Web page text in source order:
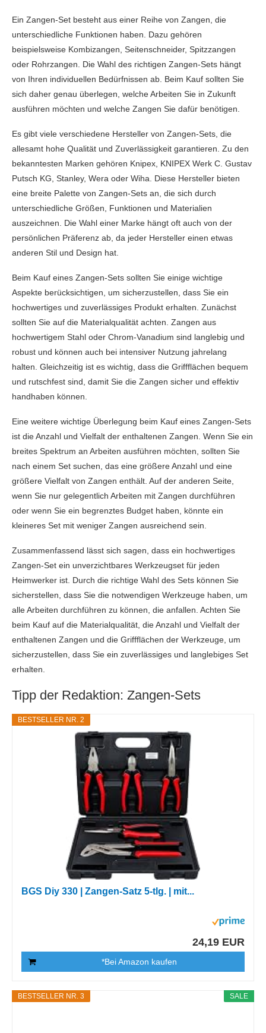
Ein Zangen-Set besteht aus einer Reihe von Zangen, die
unterschiedliche Funktionen haben. Dazu gehören
beispielsweise Kombizangen, Seitenschneider, Spitzzangen
oder Rohrzangen. Die Wahl des richtigen Zangen-Sets hängt
von Ihren individuellen Bedürfnissen ab. Beim Kauf sollten Sie
sich daher genau überlegen, welche Arbeiten Sie in Zukunft
ausführen möchten und welche Zangen Sie dafür benötigen.
Es gibt viele verschiedene Hersteller von Zangen-Sets, die
allesamt hohe Qualität und Zuverlässigkeit garantieren. Zu den
bekanntesten Marken gehören Knipex, KNIPEX Werk C. Gustav
Putsch KG, Stanley, Wera oder Wiha. Diese Hersteller bieten
eine breite Palette von Zangen-Sets an, die sich durch
unterschiedliche Größen, Funktionen und Materialien
auszeichnen. Die Wahl einer Marke hängt oft auch von der
persönlichen Präferenz ab, da jeder Hersteller einen etwas
anderen Stil und Design hat.
Beim Kauf eines Zangen-Sets sollten Sie einige wichtige
Aspekte berücksichtigen, um sicherzustellen, dass Sie ein
hochwertiges und zuverlässiges Produkt erhalten. Zunächst
sollten Sie auf die Materialqualität achten. Zangen aus
hochwertigem Stahl oder Chrom-Vanadium sind langlebig und
robust und können auch bei intensiver Nutzung jahrelang
halten. Gleichzeitig ist es wichtig, dass die Griffflächen bequem
und rutschfest sind, damit Sie die Zangen sicher und effektiv
handhaben können.
Eine weitere wichtige Überlegung beim Kauf eines Zangen-Sets
ist die Anzahl und Vielfalt der enthaltenen Zangen. Wenn Sie ein
breites Spektrum an Arbeiten ausführen möchten, sollten Sie
nach einem Set suchen, das eine größere Anzahl und eine
größere Vielfalt von Zangen enthält. Auf der anderen Seite,
wenn Sie nur gelegentlich Arbeiten mit Zangen durchführen
oder wenn Sie ein begrenztes Budget haben, könnte ein
kleineres Set mit weniger Zangen ausreichend sein.
Zusammenfassend lässt sich sagen, dass ein hochwertiges
Zangen-Set ein unverzichtbares Werkzeugset für jeden
Heimwerker ist. Durch die richtige Wahl des Sets können Sie
sicherstellen, dass Sie die notwendigen Werkzeuge haben, um
alle Arbeiten durchführen zu können, die anfallen. Achten Sie
beim Kauf auf die Materialqualität, die Anzahl und Vielfalt der
enthaltenen Zangen und die Griffflächen der Werkzeuge, um
sicherzustellen, dass Sie ein zuverlässiges und langlebiges Set
erhalten.
Tipp der Redaktion: Zangen-Sets
BESTSELLER NR. 2
BGS Diy 330 | Zangen-Satz 5-tlg. | mit...
24,19 EUR
*Bei Amazon kaufen
SALE
BESTSELLER NR. 3